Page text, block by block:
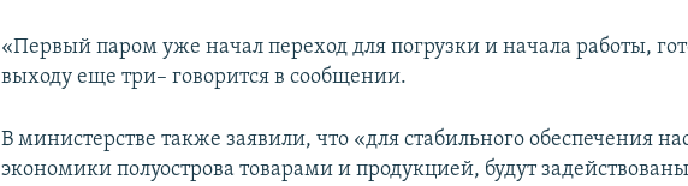
«Первый паром уже начал переход для погрузки и начала работы,
выходу еще три– говорится в сообщении.
В министерстве также заявили, что «для стабильного обеспечения
экономики полуострова товарами и продукцией, будут